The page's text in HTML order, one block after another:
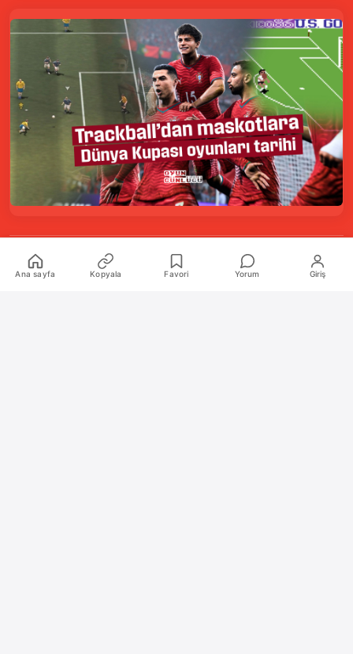
Kurumsal
Ana sayfa Kopyala Favori Yorum Giriş